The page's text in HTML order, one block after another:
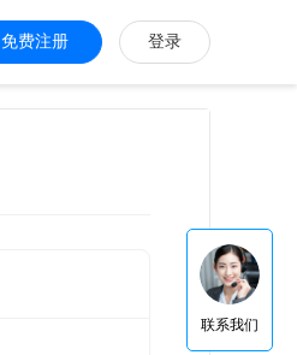
免费注册 登录
联系我们